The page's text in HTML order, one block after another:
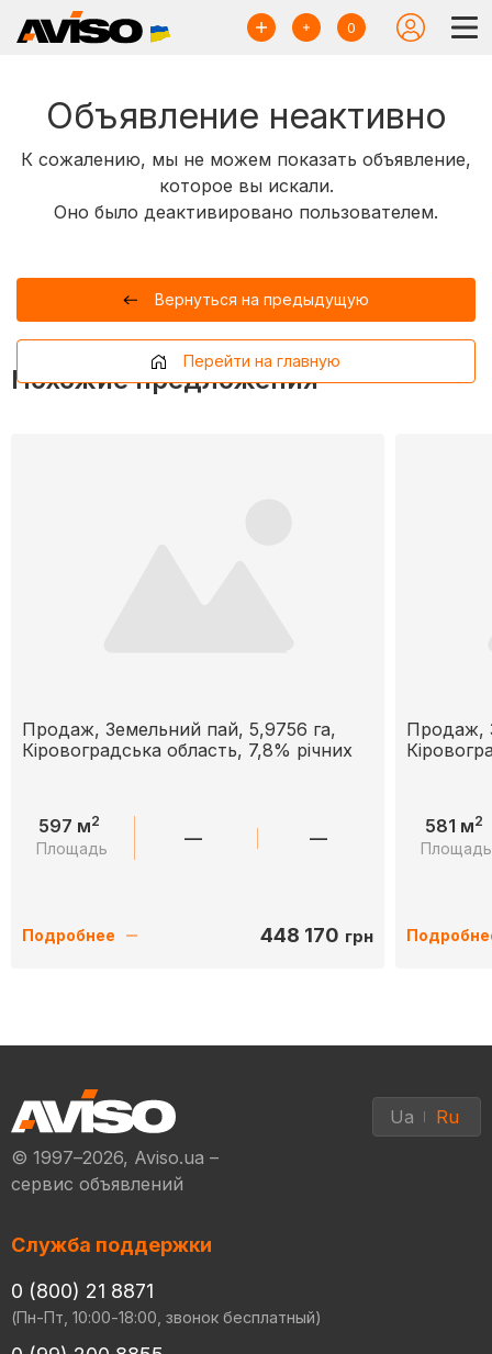
0
Объявление неактивно
К сожалению, мы не можем показать объявление,
которое вы искали.
Оно было деактивировано пользователем.
Вернуться на предыдущую
Перейти на главную
Похожие предложения
Продаж, Земельний пай, 5,9756 га,
Кіровоградська область, 7,8% річних
597 м2
Площадь — —
Подробнее 448 170 грн
Продаж,
581 м2
Площадь
© 1997–2026, Aviso.ua –
сервис объявлений
Ua Ru
Служба поддержки
0 (800) 21 8871
(Пн-Пт, 10:00-18:00, звонок бесплатный)